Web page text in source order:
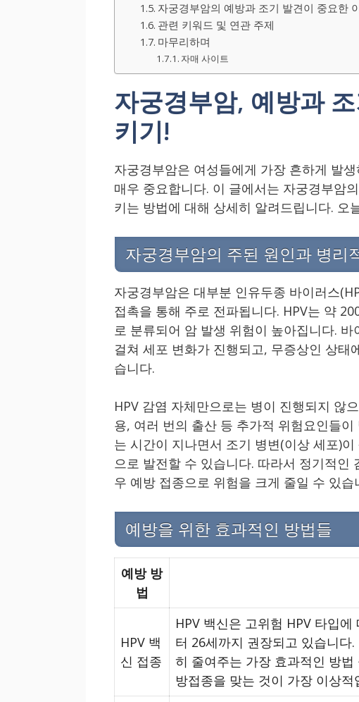
자궁경부암의 예방과 조기 발견이 중요한
관련 키워드 및 연관 주제
마무리하며
자매 사이트
자궁경부암, 예방과
키기!
자궁경부암은 여성들에게 가장 흔하게 발
매우 중요합니다. 이 글에서는 자궁경부암
키는 방법에 대해 상세히 알려드립니다. 오
자궁경부암의 주된 원인과 병리
자궁경부암은 대부분 인유두종 바이러스
접촉을 통해 주로 전파됩니다. HPV는 약
로 분류되어 암 발생 위험이 높아집니다.
걸쳐 세포 변화가 진행되고, 무증상인 상태
습니다.
HPV 감염 자체만으로는 병이 진행되지 않
용, 여러 번의 출산 등 추가적 위험요인들
는 시간이 지나면서 조기 병변(이상 세포)
으로 발전할 수 있습니다. 따라서 정기적인
우 예방 접종으로 위험을 크게 줄일 수 있습
예방을 위한 효과적인 방법들
예방 방
법
HPV 백
신 접종
HPV 백신은 고위험 HPV 타입
터 26세까지 권장되고 있습니다
히 줄여주는 가장 효과적인 방
방접종을 맞는 것이 가장 이상적